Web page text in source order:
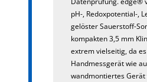
pH-, Redoxpotential-,
gelöster Sauerstoff-
kompakten 3,5 mm
extrem vielseitig, da
Handmessgerät wie
wandmontiertes